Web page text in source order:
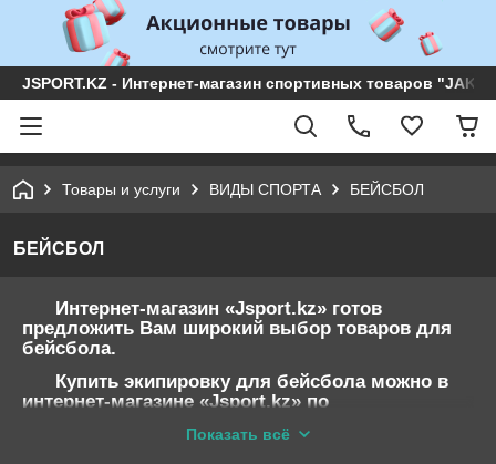
JSPORT.KZ - Интернет-магазин спортивных товаров
Товары и услуги ВИДЫ СПОРТА БЕЙСБОЛ
БЕЙСБОЛ
Интернет-магазин «Jsport.kz» готов
предложить Вам широкий выбор товаров для
бейсбола.
Купить экипировку для бейсбола можно в
интернет-магазине «Jsport.kz» по
скидками. Доставка на дом будет приятным
Показать всё